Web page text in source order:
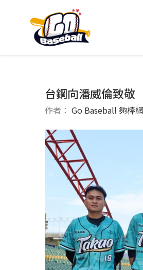
台鋼向潘威倫致
作者： Go Baseball 夠棒網